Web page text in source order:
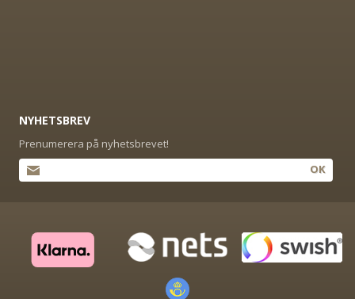
NYHETSBREV
Prenumerera på nyhetsbrevet!
OK